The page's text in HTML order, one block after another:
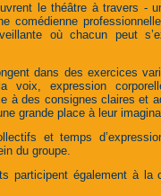
le théâtre à travers -
comédienne
où chacun peut
dans des exercices
voix, expression
à des consignes claires et
grande place à leur
et temps
du groupe.
participent également à la